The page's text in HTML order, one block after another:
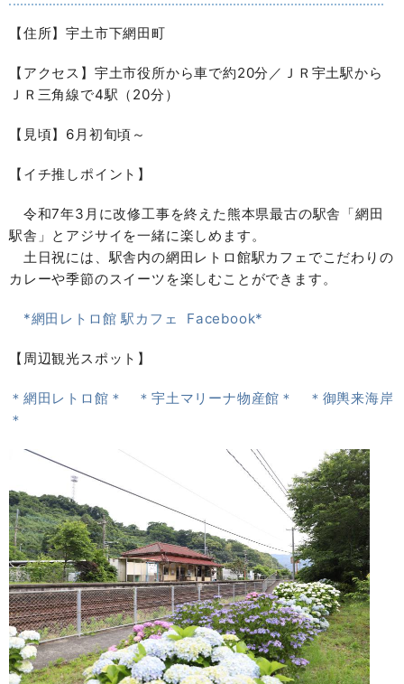
【住所】宇土市下網田町
【アクセス】宇土市役所から車で約20分／ＪＲ宇土駅から
ＪＲ三角線で4駅（20分）
【見頃】6月初旬頃～
【イチ推しポイント】
令和7年3月に改修工事を終えた熊本県最古の駅舎「網田
駅舎」とアジサイを一緒に楽しめます。
土日祝には、駅舎内の網田レトロ館駅カフェでこだわりの
カレーや季節のスイーツを楽しむことができます。
*網田レトロ館 駅カフェ Facebook*
【周辺観光スポット】
＊網田レトロ館＊ ＊宇土マリーナ物産館＊
＊御輿来海岸
＊